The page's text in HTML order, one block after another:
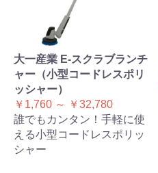
大一産業 E-スクラブランチ
ャー（小型コードレスポリ
ッシャー）
￥1,760 ～ ￥32,780
誰でもカンタン！手軽に使
える小型コードレスポリッ
シャー